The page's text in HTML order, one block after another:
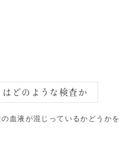
どのような検査か
血液が混じっているかどうかを